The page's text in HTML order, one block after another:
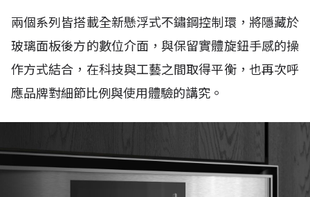
兩個系列皆搭載全新懸浮式不鏽鋼控制環，將隱藏於
玻璃面板後方的數位介面，與保留實體旋鈕手感的操
作方式結合，在科技與工藝之間取得平衡，也再次呼
應品牌對細節比例與使用體驗的講究。